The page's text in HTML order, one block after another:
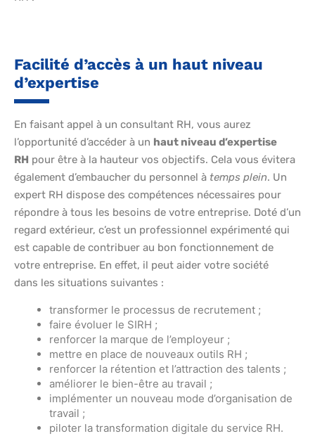
Facilité d’accès à un haut niveau
d’expertise
En faisant appel à un consultant RH, vous aurez
l’opportunité d’accéder à un haut niveau d’expertise
RH pour être à la hauteur vos objectifs. Cela vous évitera
également d’embaucher du personnel à temps plein. Un
expert RH dispose des compétences nécessaires pour
répondre à tous les besoins de votre entreprise. Doté d’un
regard extérieur, c’est un professionnel expérimenté qui
est capable de contribuer au bon fonctionnement de
votre entreprise. En effet, il peut aider votre société
dans les situations suivantes :
transformer le processus de recrutement ;
faire évoluer le SIRH ;
renforcer la marque de l’employeur ;
mettre en place de nouveaux outils RH ;
renforcer la rétention et l’attraction des talents ;
améliorer le bien-être au travail ;
implémenter un nouveau mode d’organisation de
travail ;
piloter la transformation digitale du service RH.